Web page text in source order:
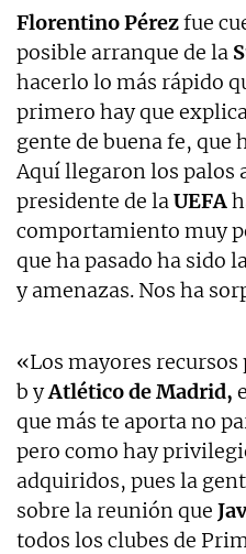
Florentino Pérezfue
posible arranque de la
hacerlo lo más rápido
primero hay que
gente de buena fe, que
Aquí llegaron los palos
presidente de laUEFA
comportamiento muy
que ha pasado ha sido
y amenazas. Nos ha
«Los mayores recursos
b yAtlético de Madrid,
que más te aporta no
pero como hay
adquiridos, pues la
sobre la reunión que
todos los clubes de